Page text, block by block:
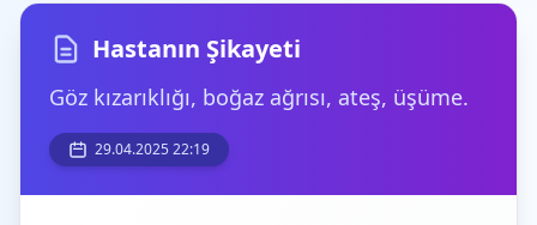
Hastanın Şikayeti
Göz kızarıklığı, boğaz ağrısı, ateş, üşüme.
29.04.2025 22:19